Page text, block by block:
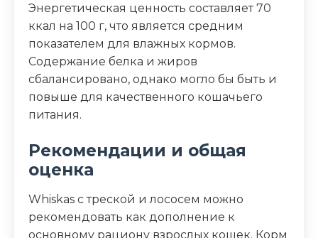
Энергетическая ценность составляет 70
ккал на 100 г, что является средним
показателем для влажных кормов.
Содержание белка и жиров
сбалансировано, однако могло бы быть и
повыше для качественного кошачьего
питания.
Рекомендации и общая
оценка
Whiskas с треской и лососем можно
рекомендовать как дополнение к
основному рациону взрослых кошек. Корм